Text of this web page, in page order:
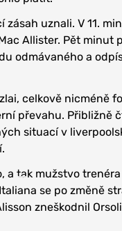
uznali. V 11.
Allister. Pět minut
odmávaného a
celkově nicméně
převahu. Přibližně
situací v
a tak mužstvo
se po změně
zneškodnil